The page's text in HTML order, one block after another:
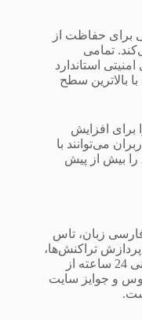
برای حفاظت از
تمامی
استاندارد
بالاترین سطح
برای افزایش
می‌توانند با
بیش از پیش
زبان، تاس
پردازش تراکنش‌ها،
تنوع بازی‌ها و روش‌های پرداخت، و پشتیبانی 24 ساعته از
و جوایز سایت